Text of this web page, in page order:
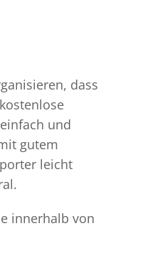
dass
und
gutem
leicht
innerhalb von